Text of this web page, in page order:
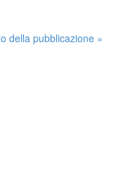
della pubblicazione »